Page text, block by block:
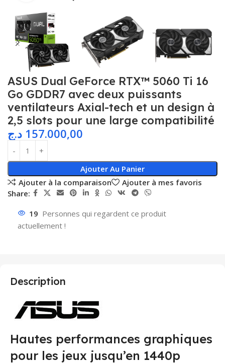
ASUS Dual GeForce RTX™ 5060 Ti 16
Go GDDR7 avec deux puissants
ventilateurs Axial-tech et un design à
2,5 slots pour une large compatibilité
157.000,00 د.ج
Ajouter Au Panier
Ajouter à la comparaison
Ajouter à mes favoris
Share:
19 Personnes qui regardent ce produit
actuellement !
Description
Hautes performances graphiques
pour les jeux jusqu’en 1440p